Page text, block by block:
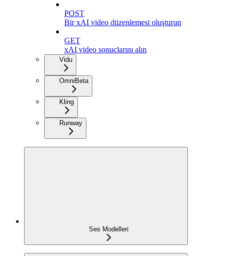
POST
Bir xAI video düzenlemesi oluşturun
GET
xAI video sonuçlarını alın
Vidu
Omni Beta
Kling
Runway
Ses Modelleri